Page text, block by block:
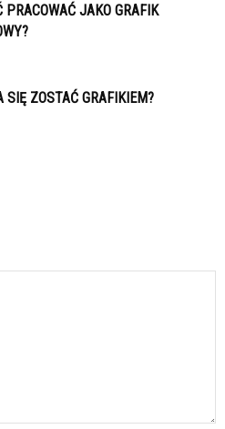
JAKO GRAFIK
SIĘ ZOSTAĆ GRAFIKIEM?